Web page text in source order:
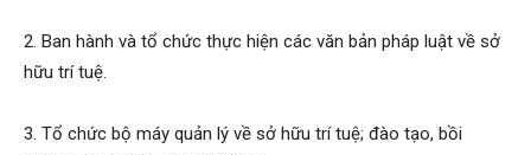
2. Ban hành và tổ chức thực hiện các văn bản pháp luật về sở
hữu trí tuệ.
3. Tổ chức bộ máy quản lý về sở hữu trí tuệ; đào tạo, bồi